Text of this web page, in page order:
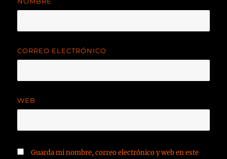
CORREO ELECTRÓNICO
WEB
Guarda mi nombre, correo electrónico y web en este